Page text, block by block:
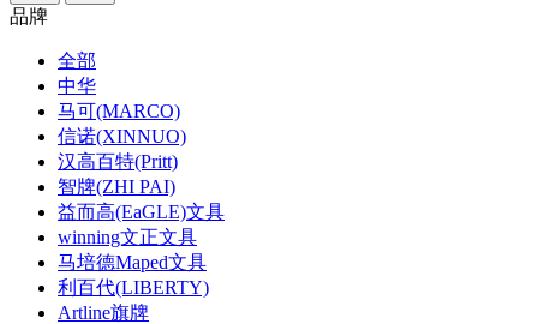
品牌
全部
中华
马可(MARCO)
信诺(XINNUO)
汉高百特(Pritt)
智牌(ZHI PAI)
益而高(EaGLE)文具
winning文正文具
马培德Maped文具
利百代(LIBERTY)
Artline旗牌